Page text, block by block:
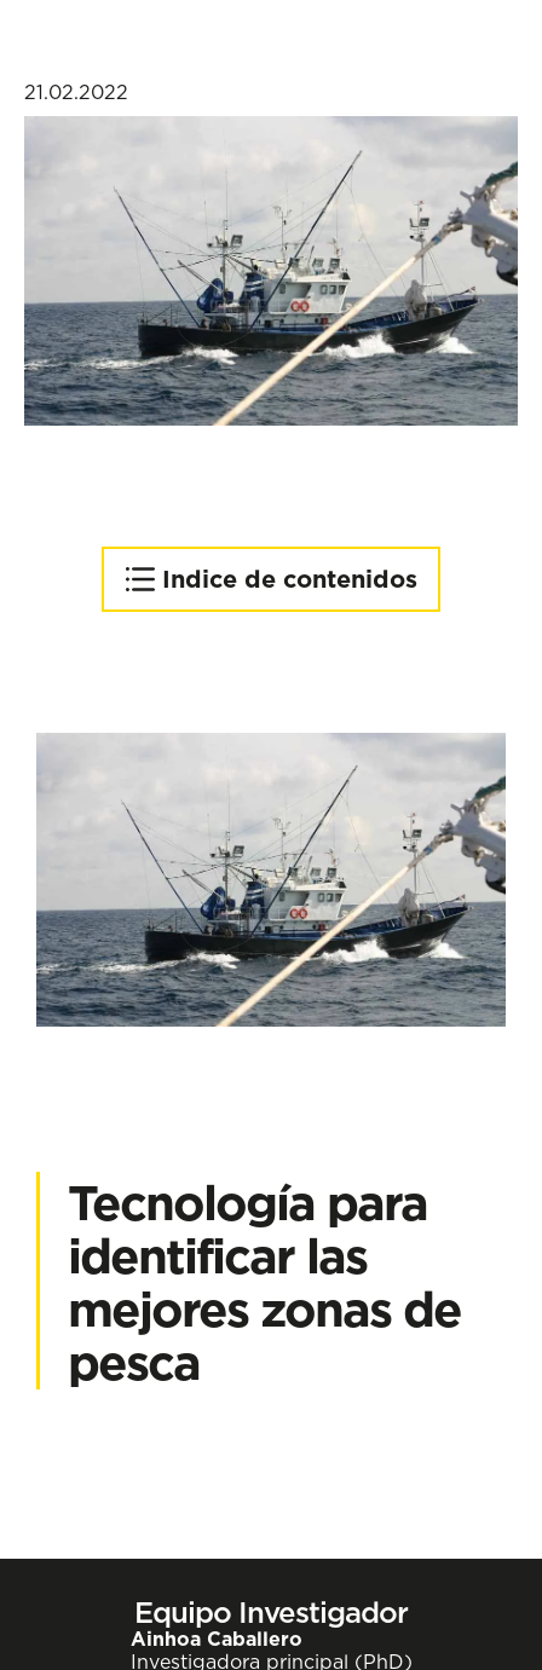
21.02.2022
Indice de contenidos
Tecnología para
identificar las
mejores zonas de
pesca
Equipo Investigador
Ainhoa Caballero
Investigadora principal (PhD)